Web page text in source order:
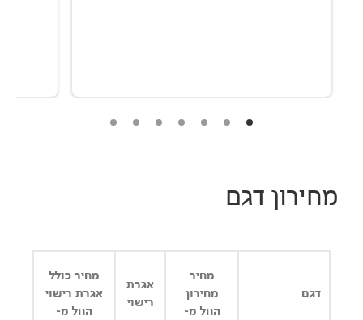
מחירון דגם
דגם
מחיר
מחירון
החל מ-
אגרת
רישוי
מחיר כולל
אגרת רישוי
החל מ-